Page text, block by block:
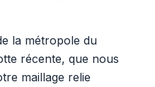
la métropole du
récente, que nous
maillage relie